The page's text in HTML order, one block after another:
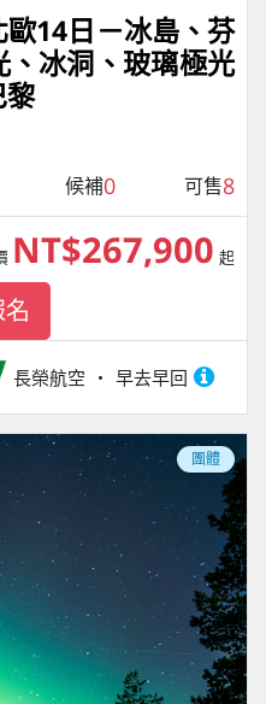
歐14日－冰島、芬
冰洞、玻璃極光
黎
候補0 可售8
長榮航空 早去早回
NT$267,900 起
團體